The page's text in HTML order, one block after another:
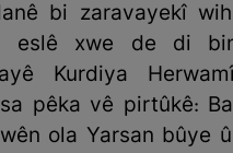
bi zaravayekî
eslê xwe de di
Kurdiya
pêka vê pirtûkê:
ola Yarsan bûye